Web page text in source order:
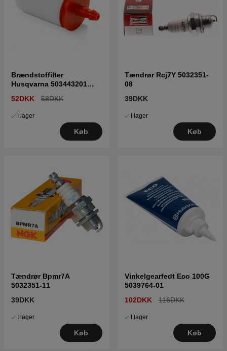
Brændstoffilter
Husqvarna 503443201
52DKK 58DKK
I lager
Køb
Tændrør Rcj7Y 5032351-
08
39DKK
I lager
Køb
Tændrør Bpmr7A
5032351-11
39DKK
I lager
Køb
Vinkelgearfedt Eco 100G
5039764-01
102DKK
116DKK
I lager
Køb